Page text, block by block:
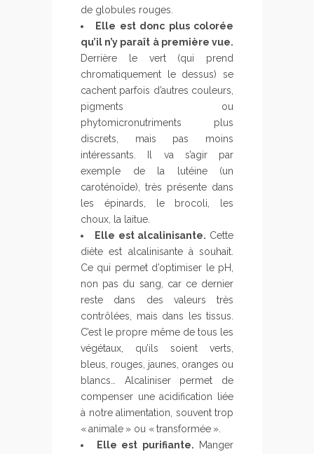
de globules rouges.
Elle est donc plus colorée
qu’il n’y paraît à première vue.
Derrière le vert (qui prend
chromatiquement le dessus) se
cachent parfois d’autres couleurs,
pigments ou
phytomicronutriments plus
discrets, mais pas moins
intéressants. Il va s’agir par
exemple de la lutéine (un
caroténoïde), très présente dans
les épinards, le brocoli, les
choux, la laitue.
Elle est alcalinisante. Cette
diète est alcalinisante à souhait.
Ce qui permet d’optimiser le pH,
non pas du sang, car ce dernier
reste dans des valeurs très
contrôlées, mais dans les tissus.
C’est le propre même de tous les
végétaux, qu’ils soient verts,
bleus, rouges, jaunes, oranges ou
blancs… Alcaliniser permet de
compenser une acidification liée
à notre alimentation, souvent trop
« animale » ou « transformée ».
Elle est purifiante. Manger